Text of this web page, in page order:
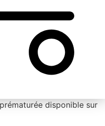
disponible sur